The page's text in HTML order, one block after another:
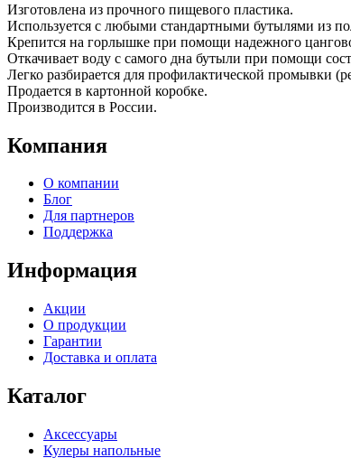
Изготовлена из прочного пищевого пластика.
Используется с любыми стандартными бутылями из
Крепится на горлышке при помощи надежного
Откачивает воду с самого дна бутыли при помощи
Легко разбирается для профилактической промывки
Продается в картонной коробке.
Производится в России.
Компания
О компании
Блог
Для партнеров
Поддержка
Информация
Акции
О продукции
Гарантии
Доставка и оплата
Каталог
Аксессуары
Кулеры напольные